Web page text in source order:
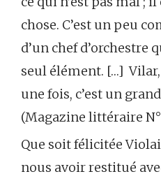
chose. C’est un peu
d’un chef d’orchestre
seul élément. […]
une fois, c’est un
(Magazine littéraire
Que soit félicitée
nous avoir restitué